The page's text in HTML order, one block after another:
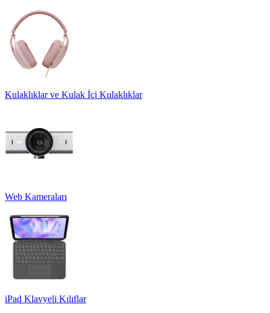
Kulaklıklar ve Kulak İçi Kulaklıklar
Web Kameraları
iPad Klavyeli Kılıflar